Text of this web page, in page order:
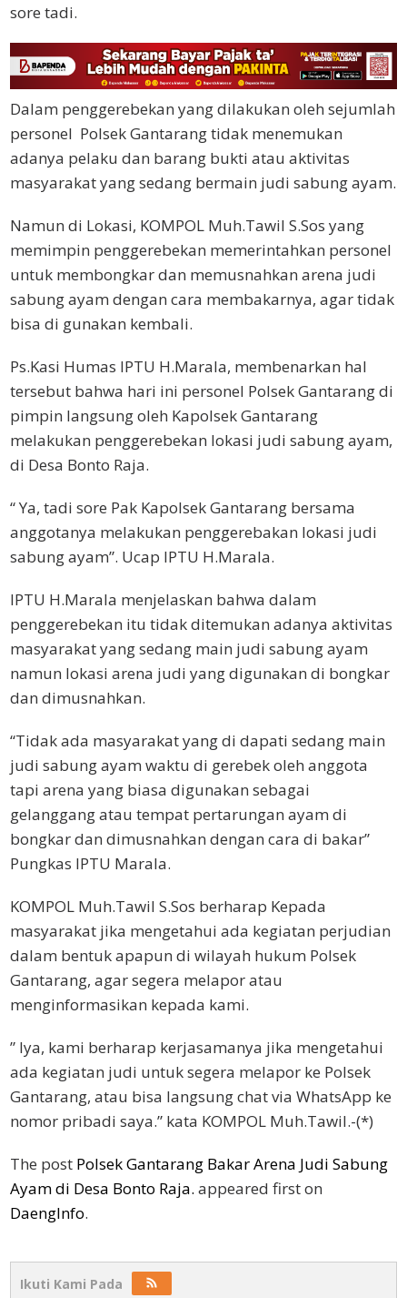
sore tadi.
Dalam penggerebekan yang dilakukan oleh sejumlah
personel Polsek Gantarang tidak menemukan
adanya pelaku dan barang bukti atau aktivitas
masyarakat yang sedang bermain judi sabung ayam.
Namun di Lokasi, KOMPOL Muh.Tawil S.Sos yang
memimpin penggerebekan memerintahkan personel
untuk membongkar dan memusnahkan arena judi
sabung ayam dengan cara membakarnya, agar tidak
bisa di gunakan kembali.
Ps.Kasi Humas IPTU H.Marala, membenarkan hal
tersebut bahwa hari ini personel Polsek Gantarang di
pimpin langsung oleh Kapolsek Gantarang
melakukan penggerebekan lokasi judi sabung ayam,
di Desa Bonto Raja.
“ Ya, tadi sore Pak Kapolsek Gantarang bersama
anggotanya melakukan penggerebakan lokasi judi
sabung ayam”. Ucap IPTU H.Marala.
IPTU H.Marala menjelaskan bahwa dalam
penggerebekan itu tidak ditemukan adanya aktivitas
masyarakat yang sedang main judi sabung ayam
namun lokasi arena judi yang digunakan di bongkar
dan dimusnahkan.
“Tidak ada masyarakat yang di dapati sedang main
judi sabung ayam waktu di gerebek oleh anggota
tapi arena yang biasa digunakan sebagai
gelanggang atau tempat pertarungan ayam di
bongkar dan dimusnahkan dengan cara di bakar”
Pungkas IPTU Marala.
KOMPOL Muh.Tawil S.Sos berharap Kepada
masyarakat jika mengetahui ada kegiatan perjudian
dalam bentuk apapun di wilayah hukum Polsek
Gantarang, agar segera melapor atau
menginformasikan kepada kami.
” Iya, kami berharap kerjasamanya jika mengetahui
ada kegiatan judi untuk segera melapor ke Polsek
Gantarang, atau bisa langsung chat via WhatsApp ke
nomor pribadi saya.” kata KOMPOL Muh.Tawil.-(*)
The post Polsek Gantarang Bakar Arena Judi Sabung
Ayam di Desa Bonto Raja. appeared first on
DaengInfo.
Ikuti Kami Pada